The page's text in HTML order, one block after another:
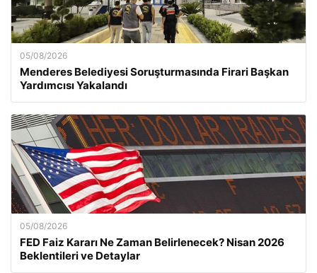
05/08/2026
Menderes Belediyesi Soruşturmasında Firari Başkan
Yardımcısı Yakalandı
05/08/2026
FED Faiz Kararı Ne Zaman Belirlenecek? Nisan 2026
Beklentileri ve Detaylar